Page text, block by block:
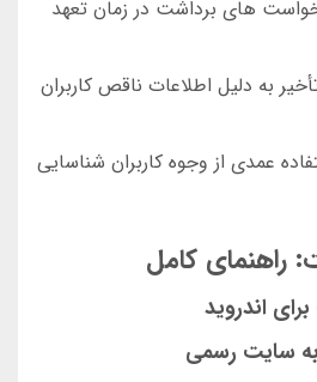
درخواست های برداشت در زمان تعهد
تأخیر به دلیل اطلاعات ناقص کاربران
عمدی از وجوه کاربران شناسایی
راهنمای کامل
اندروید
سایت رسمی